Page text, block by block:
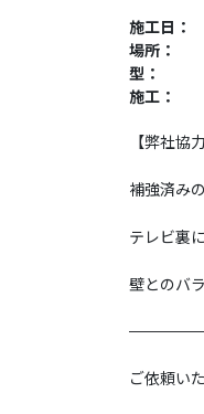
施工日：
場所：
型：
施工：
【弊社協
補強済み
テレビ裏
壁とのバ
ご依頼い